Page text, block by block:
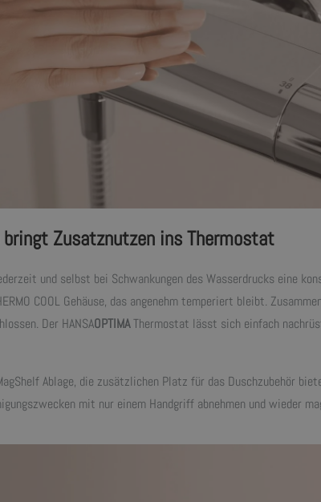
Zusatznutzen ins Thermostat
und selbst bei Schwankungen des Wasserdrucks eine
COOL Gehäuse, das angenehm temperiert bleibt.
Der HANSAOPTIMAThermostat lässt sich einfach
Ablage, die zusätzlichen Platz für das Duschzubehör
mit nur einem Handgriff abnehmen und wieder